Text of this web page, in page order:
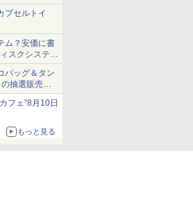
プセルトイ
ム？安価に書
スクシステ
バッグ＆タン
抽選販売の
フェ”8月10日
もっと見る